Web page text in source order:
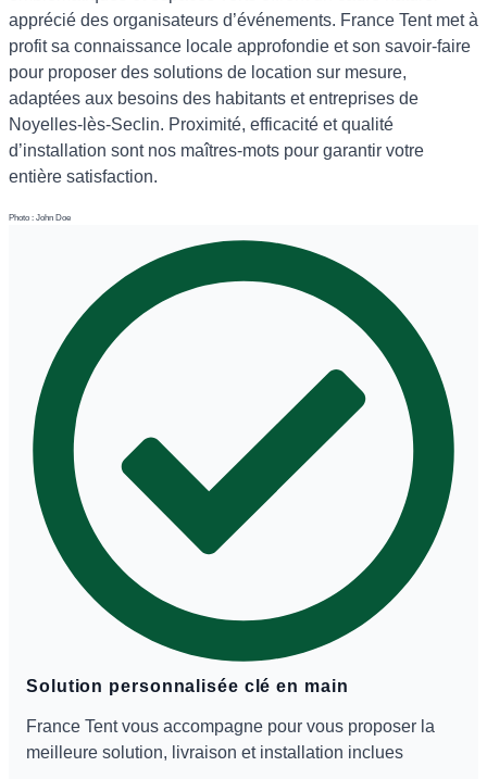
apprécié des organisateurs d’événements. France Tent met à
profit sa connaissance locale approfondie et son savoir-faire
pour proposer des solutions de location sur mesure,
adaptées aux besoins des habitants et entreprises de
Noyelles-lès-Seclin. Proximité, efficacité et qualité
d’installation sont nos maîtres-mots pour garantir votre
entière satisfaction.
Photo : John Doe
Solution personnalisée clé en main
France Tent vous accompagne pour vous proposer la
meilleure solution, livraison et installation inclues